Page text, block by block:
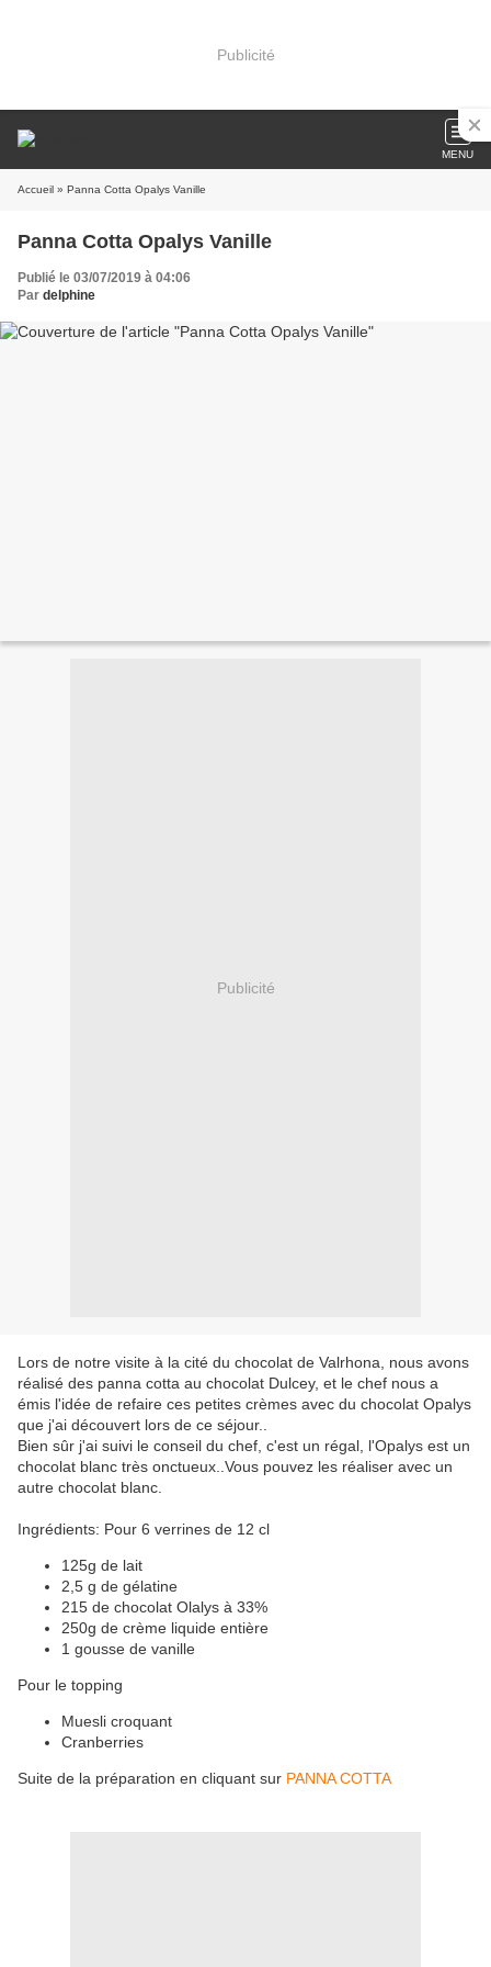
Publicité
MENU
Accueil » Panna Cotta Opalys Vanille
Panna Cotta Opalys Vanille
Publié le 03/07/2019 à 04:06
Par delphine
Publicité
Lors de notre visite à la cité du chocolat de Valrhona, nous avons
réalisé des panna cotta au chocolat Dulcey, et le chef nous a
émis l'idée de refaire ces petites crèmes avec du chocolat Opalys
que j'ai découvert lors de ce séjour..
Bien sûr j'ai suivi le conseil du chef, c'est un régal, l'Opalys est un
chocolat blanc très onctueux..Vous pouvez les réaliser avec un
autre chocolat blanc.
Ingrédients: Pour 6 verrines de 12 cl
125g de lait
2,5 g de gélatine
215 de chocolat Olalys à 33%
250g de crème liquide entière
1 gousse de vanille
Pour le topping
Muesli croquant
Cranberries
Suite de la préparation en cliquant sur PANNA COTTA